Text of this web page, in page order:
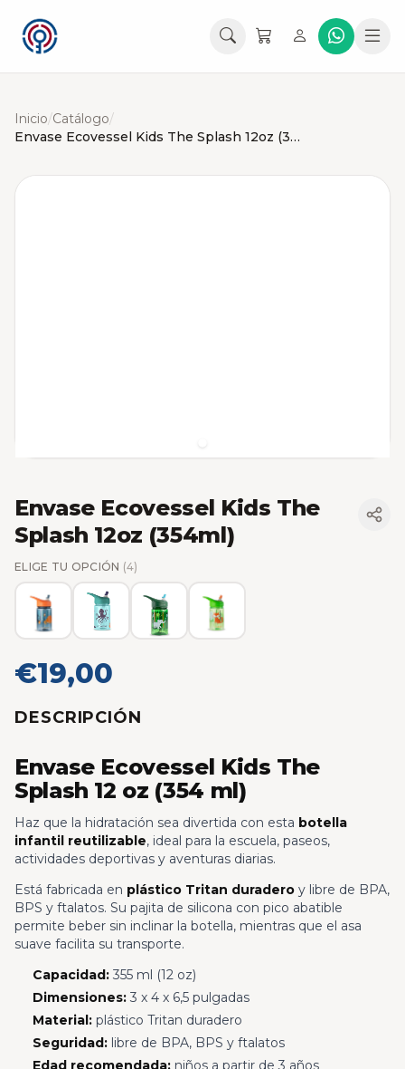
Inicio/Catálogo/
Envase Ecovessel Kids The Splash 12oz (354ml)
Envase Ecovessel Kids The
Splash 12oz (354ml)
ELIGE TU OPCIÓN (4)
€19,00
DESCRIPCIÓN
Envase Ecovessel Kids The
Splash 12 oz (354 ml)
Haz que la hidratación sea divertida con esta botella
infantil reutilizable, ideal para la escuela, paseos,
actividades deportivas y aventuras diarias.
Está fabricada en plástico Tritan duradero y libre de BPA,
BPS y ftalatos. Su pajita de silicona con pico abatible
permite beber sin inclinar la botella, mientras que el asa
suave facilita su transporte.
Capacidad:355 ml (12 oz)
Dimensiones:3 x 4 x 6,5 pulgadas
Material:plástico Tritan duradero
Seguridad:libre de BPA, BPS y ftalatos
Edad recomendada:niños a partir de 3 años